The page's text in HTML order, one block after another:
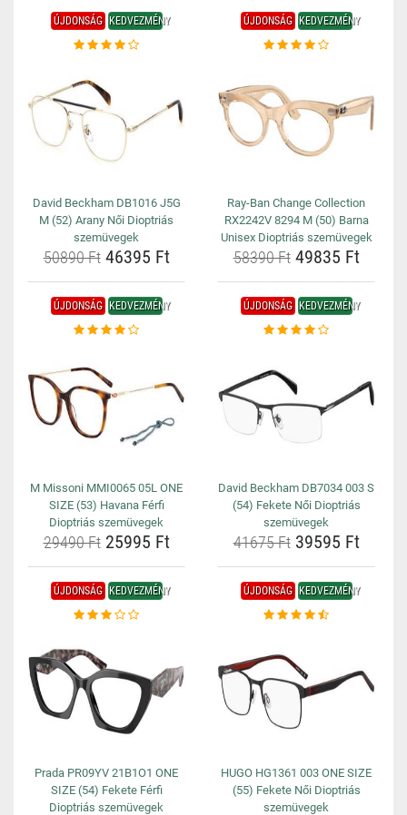
ÚJDONSÁG KEDVEZMÉNY
David Beckham DB1016 J5G
M (52) Arany Női Dioptriás
szemüvegek
50890 Ft46395 Ft
ÚJDONSÁG KEDVEZMÉNY
Ray-Ban Change Collection
RX2242V 8294 M (50) Barna
Unisex Dioptriás szemüvegek
58390 Ft49835 Ft
ÚJDONSÁG KEDVEZMÉNY
M Missoni MMI0065 05L ONE
SIZE (53) Havana Férfi
Dioptriás szemüvegek
29490 Ft25995 Ft
ÚJDONSÁG KEDVEZMÉNY
David Beckham DB7034 003 S
(54) Fekete Női Dioptriás
szemüvegek
41675 Ft39595 Ft
ÚJDONSÁG KEDVEZMÉNY
Prada PR09YV 21B1O1 ONE
SIZE (54) Fekete Férfi
Dioptriás szemüvegek
ÚJDONSÁG KEDVEZMÉNY
HUGO HG1361 003 ONE SIZE
(55) Fekete Női Dioptriás
szemüvegek